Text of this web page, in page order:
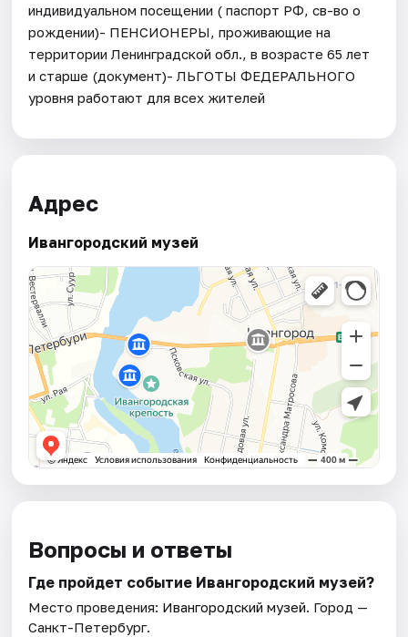
индивидуальном посещении ( паспорт РФ, св-во о
рождении)- ПЕНСИОНЕРЫ, проживающие на
территории Ленинградской обл., в возрасте 65 лет
и старше (документ)- ЛЬГОТЫ ФЕДЕРАЛЬНОГО
уровня работают для всех жителей
Адрес
Ивангородский музей
Вопросы и ответы
Где пройдет событие Ивангородский музей?
Место проведения: Ивангородский музей. Город —
Санкт-Петербург.